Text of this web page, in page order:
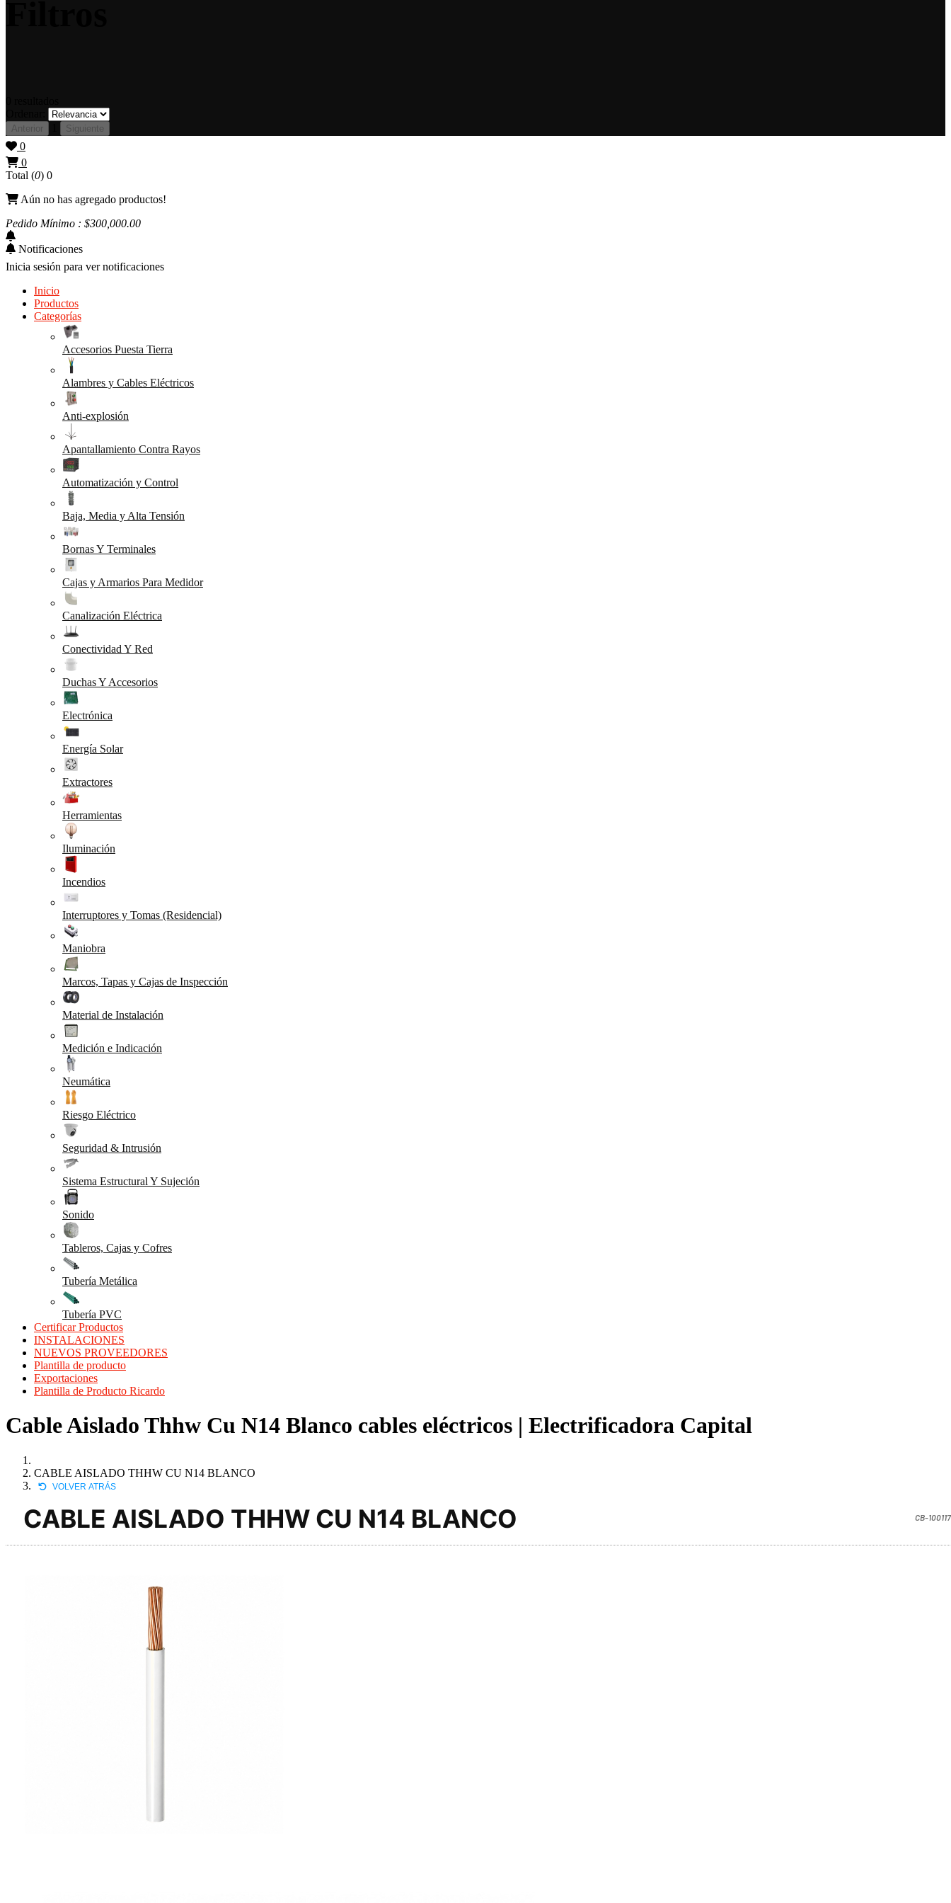
Anterior Siguiente
0
0
Total (0) 0
Aún no has agregado productos!
Pedido Mínimo : $300,000.00
Notificaciones
Inicia sesión para ver notificaciones
Inicio
Productos
Categorías
Accesorios Puesta Tierra
Alambres y Cables Eléctricos
Anti-explosión
Apantallamiento Contra Rayos
Automatización y Control
Baja, Media y Alta Tensión
Bornas Y Terminales
Cajas y Armarios Para Medidor
Canalización Eléctrica
Conectividad Y Red
Duchas Y Accesorios
Electrónica
Energía Solar
Extractores
Herramientas
Iluminación
Incendios
Interruptores y Tomas (Residencial)
Maniobra
Marcos, Tapas y Cajas de Inspección
Material de Instalación
Medición e Indicación
Neumática
Riesgo Eléctrico
Seguridad & Intrusión
Sistema Estructural Y Sujeción
Sonido
Tableros, Cajas y Cofres
Tubería Metálica
Tubería PVC
Certificar Productos
INSTALACIONES
NUEVOS PROVEEDORES
Plantilla de producto
Exportaciones
Plantilla de Producto Ricardo
Cable Aislado Thhw Cu N14 Blanco cables eléctricos | Electrificadora Capital
CABLE AISLADO THHW CU N14 BLANCO
VOLVER ATRÁS
CABLE AISLADO THHW CU N14 BLANCO CB-